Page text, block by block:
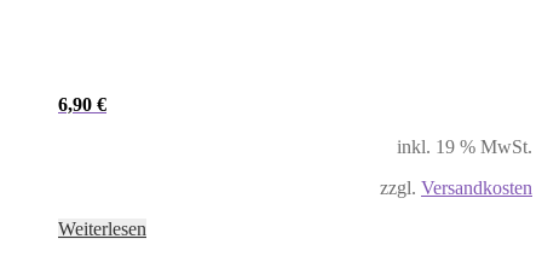
6,90 €
inkl. 19 % MwSt.
zzgl. Versandkosten
Weiterlesen